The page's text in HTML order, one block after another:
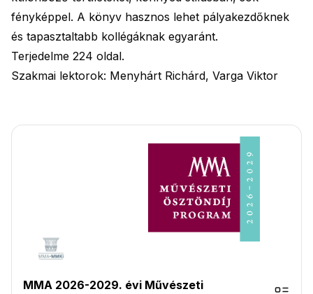
fényképpel. A könyv hasznos lehet pályakezdőknek
és tapasztaltabb kollégáknak egyaránt.
Terjedelme 224 oldal.
Szakmai lektorok: Menyhárt Richárd, Varga Viktor
MMA 2026-2029. évi Művészeti